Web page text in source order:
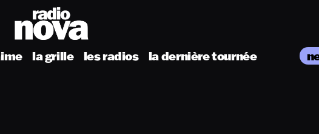
la grille les radios la dernière tournée